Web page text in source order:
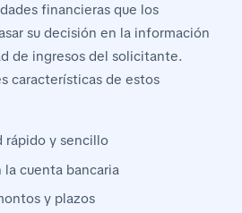
financieras que los
su decisión en la información
de ingresos del solicitante.
características de estos
rápido y sencillo
cuenta bancaria
y plazos